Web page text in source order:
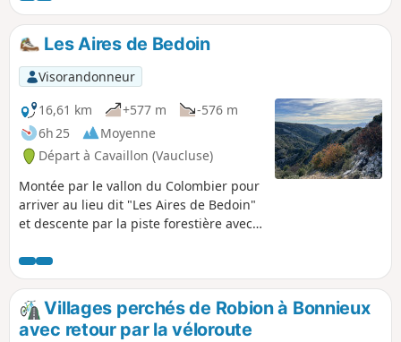
Les Aires de Bedoin
Visorandonneur
16,61 km
+577 m
-576 m
6h 25
Moyenne
Départ à Cavaillon (Vaucluse)
Montée par le vallon du Colombier pour
arriver au lieu dit "Les Aires de Bedoin"
et descente par la piste forestière avec
Durance.
Villages perchés de Robion à Bonnieux
avec retour par la véloroute